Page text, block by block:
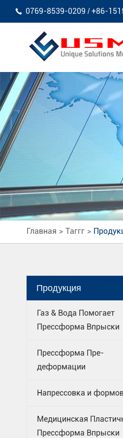
 0769-8539-0209 /+86-
Главная Таггг
Продукция
Газ & Вода Помогает
Прессформа Впрыски
Прессформа Пре-
деформации
Напрессовка и
Медицинская
Прессформа Впрыски